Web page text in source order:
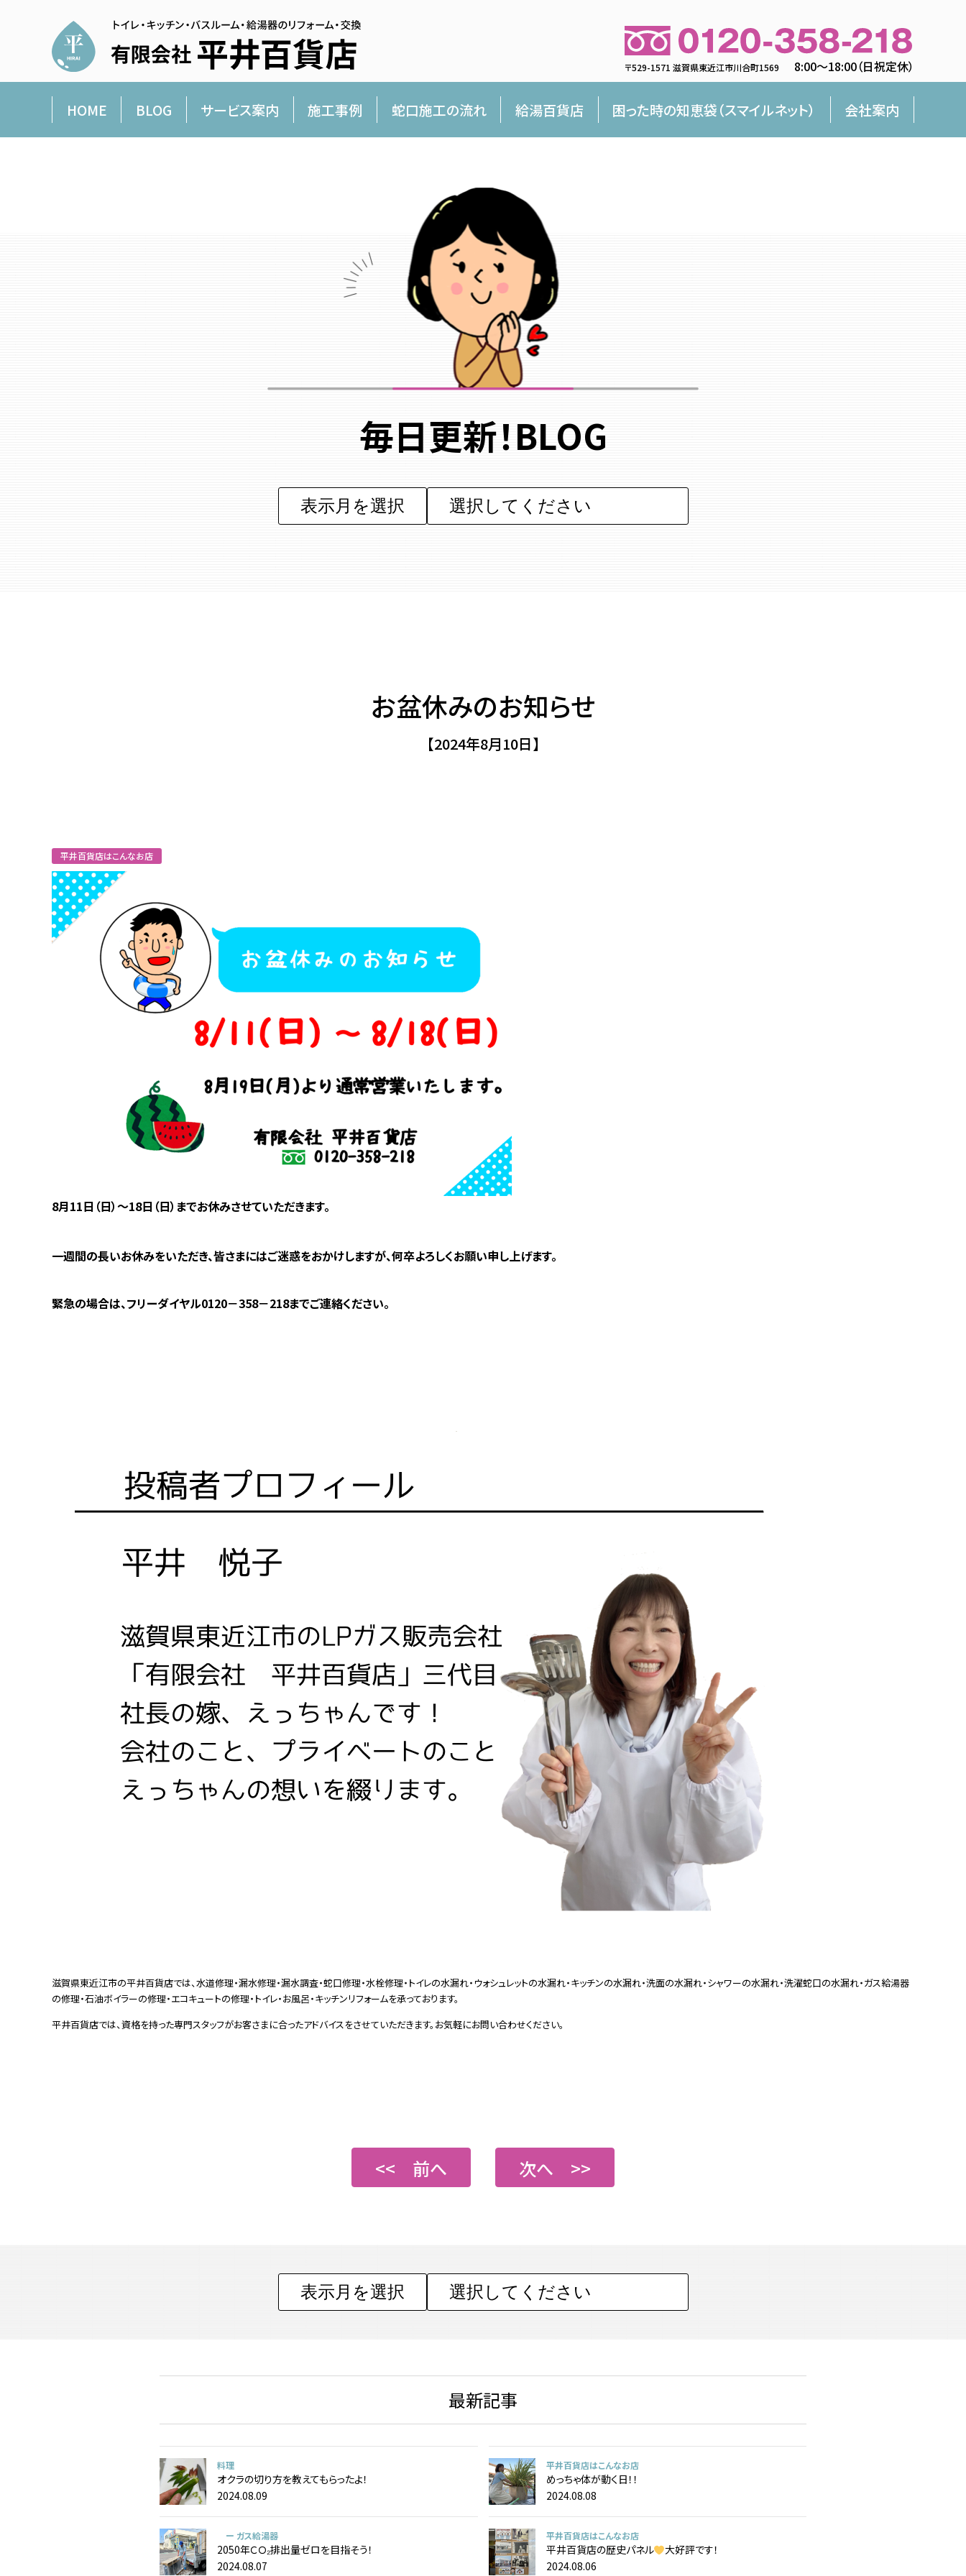
〒529-1571 滋賀県東近江市川合町1569 8:00〜18:00（日祝定休）
HOME BLOG サービス案内 施工事例 蛇口施工の流れ 給湯百貨店 困った時の知恵袋（スマイルネット） 会社案内
毎日更新！BLOG
お盆休みのお知らせ
【2024年8月10日】
平井百貨店はこんなお店
8月11日（日）～18日（日）までお休みさせていただきます。
一週間の長いお休みをいただき、皆さまにはご迷惑をおかけしますが、何卒よろしくお願い申し上げます。
緊急の場合は、フリーダイヤル0120－358－218までご連絡ください。
滋賀県東近江市の平井百貨店では、水道修理・漏水修理・漏水調査・蛇口修理・水栓修理・トイレの水漏れ・ウォシュレットの水漏れ・キッチンの水漏れ・洗面の水漏れ・シャワーの水漏れ・洗濯蛇口の水漏れ・ガス給湯器
の修理・石油ボイラーの修理・エコキュートの修理・トイレ・お風呂・キッチンリフォームを承っております。
平井百貨店では、資格を持った専門スタッフがお客さまに合ったアドバイスをさせていただきます。お気軽にお問い合わせください。
<< 前へ 次へ >>
最新記事
料理
オクラの切り方を教えてもらったよ！
2024.08.09
平井百貨店はこんなお店
めっちゃ体が動く日！！
2024.08.08
ー ガス給湯器
2050年ＣＯ₂排出量ゼロを目指そう！
2024.08.07
平井百貨店はこんなお店
平井百貨店の歴史パネル
大好評です！
2024.08.06